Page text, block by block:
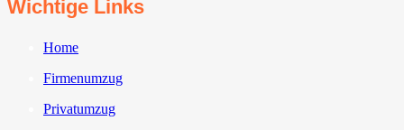
Wichtige Links
Home
Firmenumzug
Privatumzug